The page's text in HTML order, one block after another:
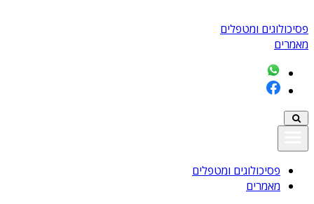
פסיכולוגים ומטפלים
מאמרים
פסיכולוגים ומטפלים
מאמרים